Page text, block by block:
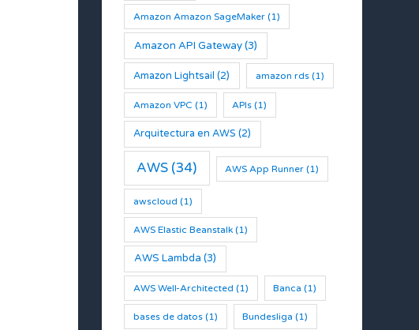
Amazon Amazon SageMaker(1)
Amazon API Gateway(3)
Amazon Lightsail (2) amazon rds(1)
Amazon VPC (1) APIs (1)
Arquitectura en AWS (2)
AWS (34) AWS App Runner (1)
awscloud (1)
AWS Elastic Beanstalk(1)
AWS Lambda (3)
AWS Well-Architected (1) Banca (1)
bases de datos(1) Bundesliga (1)